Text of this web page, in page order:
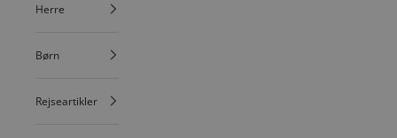
Herre
Børn
Rejseartikler